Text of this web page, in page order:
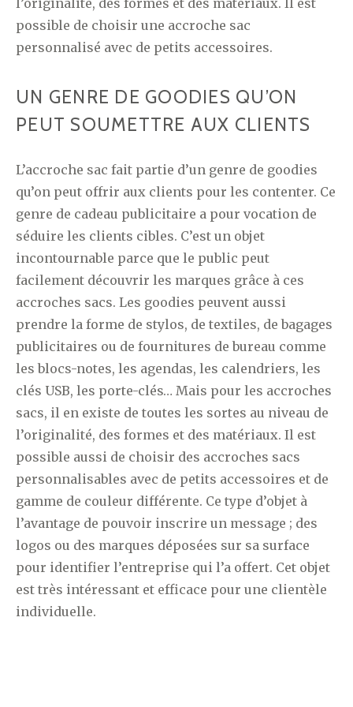
possible de choisir une accroche sac
personnalisé avec de petits accessoires.
UN GENRE DE GOODIES QU’ON
PEUT SOUMETTRE AUX CLIENTS
L’accroche sac fait partie d’un genre de goodies
qu’on peut offrir aux clients pour les contenter. Ce
genre de cadeau publicitaire a pour vocation de
séduire les clients cibles. C’est un objet
incontournable parce que le public peut
facilement découvrir les marques grâce à ces
accroches sacs. Les goodies peuvent aussi
prendre la forme de stylos, de textiles, de bagages
publicitaires ou de fournitures de bureau comme
les blocs-notes, les agendas, les calendriers, les
clés USB, les porte-clés… Mais pour les accroches
sacs, il en existe de toutes les sortes au niveau de
l’originalité, des formes et des matériaux. Il est
possible aussi de choisir des accroches sacs
personnalisables avec de petits accessoires et de
gamme de couleur différente. Ce type d’objet à
l’avantage de pouvoir inscrire un message ; des
logos ou des marques déposées sur sa surface
pour identifier l’entreprise qui l’a offert. Cet objet
est très intéressant et efficace pour une clientèle
individuelle.